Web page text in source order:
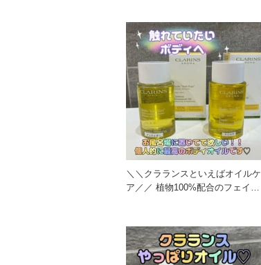
＼＼クラランスといえばオイルケ
ア／／ 植物100%配合のフェイス